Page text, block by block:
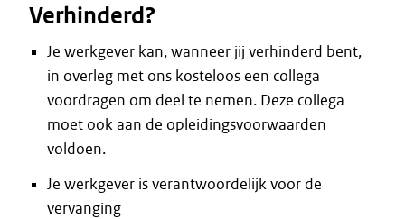
Verhinderd?
Je werkgever kan, wanneer jij verhinderd bent,
in overleg met ons kosteloos een collega
voordragen om deel te nemen. Deze collega
moet ook aan de opleidingsvoorwaarden
voldoen.
Je werkgever is verantwoordelijk voor de
vervanging